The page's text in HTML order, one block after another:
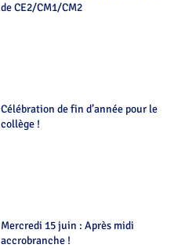
de CE2/CM1/CM2
Célébration de fin d’année pour le
collège !
Mercredi 15 juin : Après midi
accrobranche !